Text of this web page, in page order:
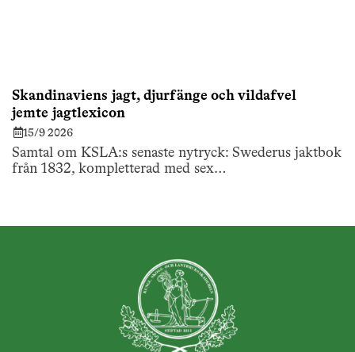
Skandinaviens jagt, djurfänge och vildafvel
jemte jagtlexicon
15/9 2026
Samtal om KSLA:s senaste nytryck: Swederus jaktbok
från 1832, kompletterad med sex…